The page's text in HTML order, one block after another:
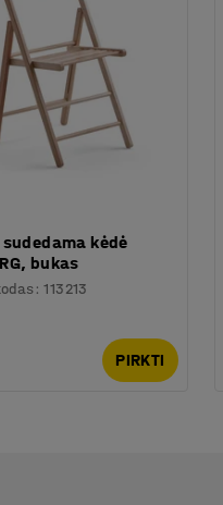
sudedama kėdė
bukas
:113213
PIRKTI